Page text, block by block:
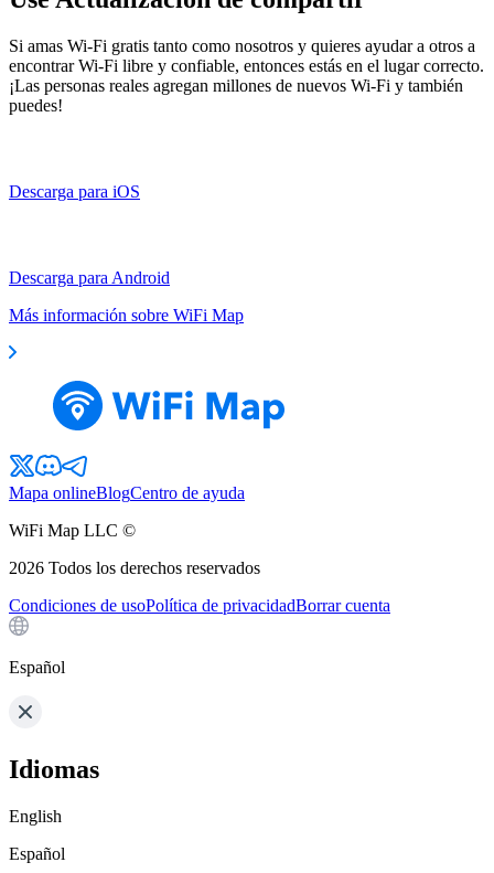
Si amas Wi-Fi gratis tanto como nosotros y quieres ayudar a otros a
encontrar Wi-Fi libre y confiable, entonces estás en el lugar correcto.
¡Las personas reales agregan millones de nuevos Wi-Fi y también
puedes!
Descarga para iOS
Descarga para Android
Más información sobre WiFi Map
Mapa onlineBlogCentro de ayuda
WiFi Map LLC ©
2026 Todos los derechos reservados
Condiciones de usoPolítica de privacidadBorrar cuenta
Español
Idiomas
English
Español